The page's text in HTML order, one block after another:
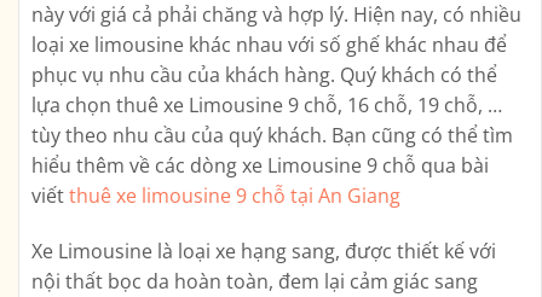
này với giá cả phải chăng và hợp lý. Hiện nay, có nhiều
loại xe limousine khác nhau với số ghế khác nhau để
phục vụ nhu cầu của khách hàng. Quý khách có thể
lựa chọn thuê xe Limousine 9 chỗ, 16 chỗ, 19 chỗ, …
tùy theo nhu cầu của quý khách. Bạn cũng có thể tìm
hiểu thêm về các dòng xe Limousine 9 chỗ qua bài
viếtthuê xe limousine 9 chỗ tại An Giang
Xe Limousine là loại xe hạng sang, được thiết kế với
nội thất bọc da hoàn toàn, đem lại cảm giác sang